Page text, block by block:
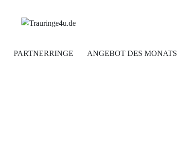
PARTNERRINGE ANGEBOT DES MONATS
Home